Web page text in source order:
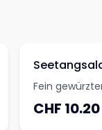
Fein
CHF 10.20